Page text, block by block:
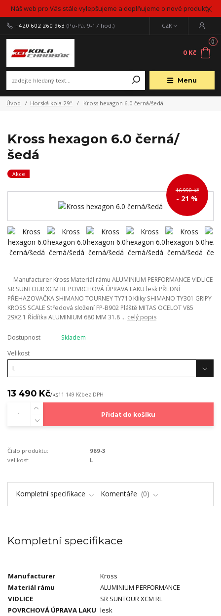
Náš web pro Vás stále vylepšujeme a doplňujeme o nové produkty
Menu
CZK
+420 602 260 963 (Po-Pá, 9-17 hod.)
0
0 Kč
Úvod Horská kola 29" Kross hexagon 6.0 černá/šedá
Kross hexagon 6.0 černá/
šedá
Akce
16 990 Kč
- 21 %
Manufacturer Kross Materiál rámu ALUMINIUM PERFORMANCE VIDLICE
SR SUNTOUR XCM RL POVRCHOVÁ ÚPRAVA LAKU lesk PŘEDNÍ
PŘEHAZOVAČKA SHIMANO TOURNEY TY710 Kliky SHIMANO TY301 GRIPY
KROSS SCALE Středová složení FP-B902 Pláště MITAS OCELOT V85
29X2.1 Řídítka ALUMINIUM 680 MM 31.8 ... celý popis
Dostupnost
Skladem
Velikost
13 490 Kč/ks11 149 Kčbez DPH
Přidat do košíku
Číslo produktu:
969-3
velikost:
L
Kompletní specifikace Komentáře 0
Kompletní specifikace
Manufacturer
Kross
Materiál rámu
ALUMINIUM PERFORMANCE
VIDLICE
SR SUNTOUR XCM RL
POVRCHOVÁ ÚPRAVA LAKU lesk